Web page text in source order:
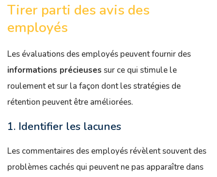
Tirer parti des avis des
employés
Les évaluations des employés peuvent fournir des
informations précieuses sur ce qui stimule le
roulement et sur la façon dont les stratégies de
rétention peuvent être améliorées.
1. Identifier les lacunes
Les commentaires des employés révèlent souvent des
problèmes cachés qui peuvent ne pas apparaître dans